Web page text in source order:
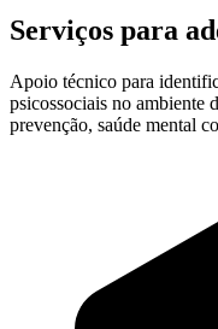
Serviços para
Apoio técnico para
psicossociais no ambiente
prevenção, saúde mental